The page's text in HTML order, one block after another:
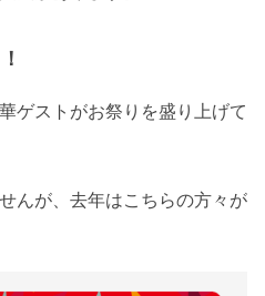
ゲストがお祭りを盛り上げて
んが、去年はこちらの方々が